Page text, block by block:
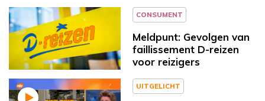
CONSUMENT
Meldpunt: Gevolgen van
faillissement D-reizen
voor reizigers
UITGELICHT